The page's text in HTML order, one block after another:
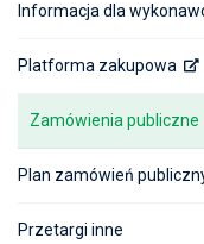
Informacja dla
Platforma zakupowa
Zamówienia publiczne
Plan zamówień
Przetargi inne